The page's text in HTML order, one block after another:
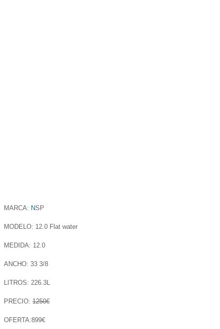
MARCA: NSP
MODELO: 12.0 Flat water
MEDIDA: 12.0
ANCHO: 33 3/8
LITROS: 226.3L
PRECIO: 1250€
OFERTA:899€